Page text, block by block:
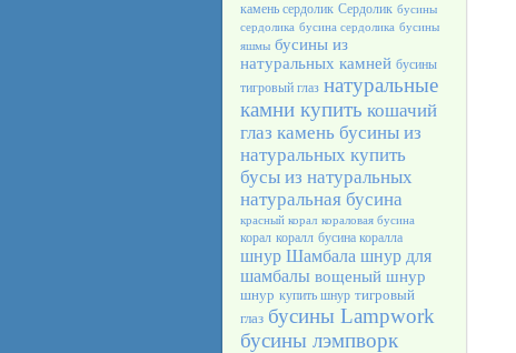
камень сердолик Сердолик бусины
сердолика бусина сердолика бусины
яшмы бусины из
натуральных камней бусины
тигровый глаз натуральные
камни купить кошачий
глаз камень бусины из
натуральных купить
бусы из натуральных
натуральная бусина
красный корал кораловая бусина
корал коралл бусина коралла
шнур Шамбала шнур для
шамбалы вощеный шнур
шнур купить шнур тигровый
глаз бусины Lampwork
бусины лэмпворк